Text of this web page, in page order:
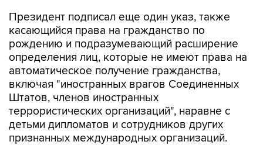
Президент подписал еще один указ, также
касающийся права на гражданство по
рождению и подразумевающий расширение
определения лиц, которые не имеют права на
автоматическое получение гражданства,
включая "иностранных врагов Соединенных
Штатов, членов иностранных
террористических организаций", наравне с
детьми дипломатов и сотрудников других
признанных международных организаций.